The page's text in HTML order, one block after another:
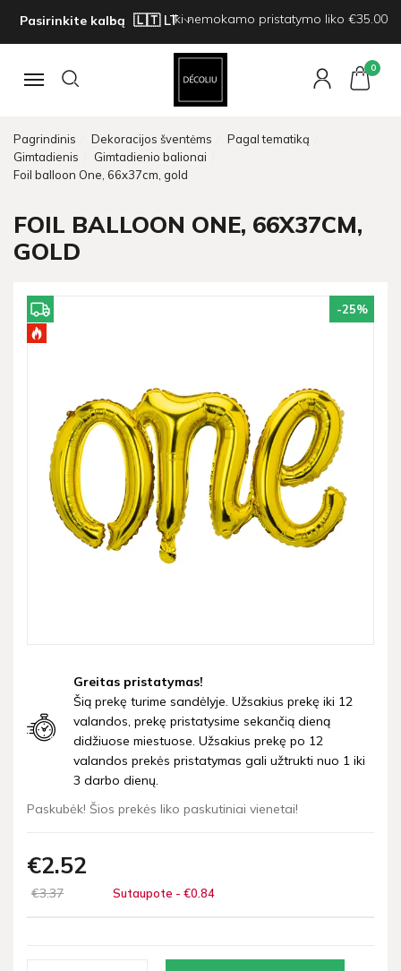
Pasirinkite kalbą Iki nemokamo pristatymo liko €35.00
Navigacija
0
Pagrindinis Dekoracijos šventėms
Pagal tematiką
Gimtadienis
Gimtadienio balionai
Foil balloon One, 66x37cm, gold
FOIL BALLOON ONE, 66X37CM,
GOLD
-25%
Greitas pristatymas!
Šią prekę turime sandėlyje. Užsakius prekę iki 12
valandos, prekę pristatysime sekančią dieną
didžiuose miestuose. Užsakius prekę po 12
valandos prekės pristatymas gali užtrukti nuo 1 iki
3 darbo dienų.
Paskubėk! Šios prekės liko paskutiniai vienetai!
€2 52
€337 Sutaupote - €0 84